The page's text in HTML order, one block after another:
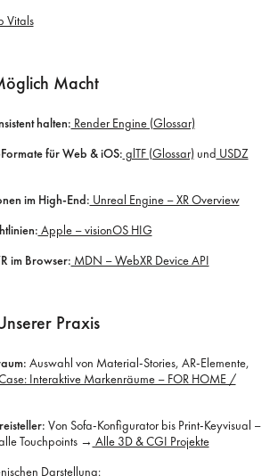
Vitals
Macht
halten: Render Engine (Glossar)
für Web & iOS: glTF (Glossar) und USDZ
im High-End: Unreal Engine – XR Overview
Apple – visionOS HIG
im Browser: MDN – WebXR Device API
Praxis
Auswahl von Material-Stories, AR-Elemente,
Interaktive Markenräume – FOR HOME /
Von Sofa-Konfigurator bis Print-Keyvisual –
Touchpoints → Alle 3D & CGI Projekte
Darstellung: